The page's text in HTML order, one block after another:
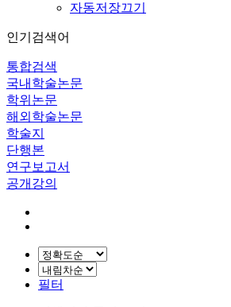
자동저장끄기
인기검색어
통합검색
국내학술논문
학위논문
해외학술논문
학술지
단행본
연구보고서
공개강의
필터